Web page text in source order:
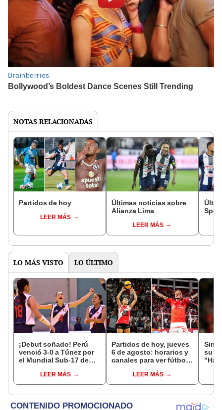
NOTAS RELACIONADAS
Partidos de hoy
LEER MÁS
Últimas noticias sobre
Alianza Lima
LEER MÁS
LO MÁS VISTO LO ÚLTIMO
¡Debut soñado! Perú
venció 3-0 a Túnez por
el Mundial Sub-17 de
LEER MÁS
Partidos de hoy, jueves
6 de agosto: horarios y
canales para ver fútbol
LEER MÁS
su